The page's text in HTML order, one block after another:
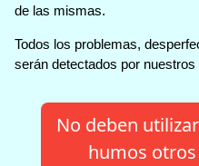
de las mismas.
Todos los problemas,
serán detectados por nuestros
No deben
humos